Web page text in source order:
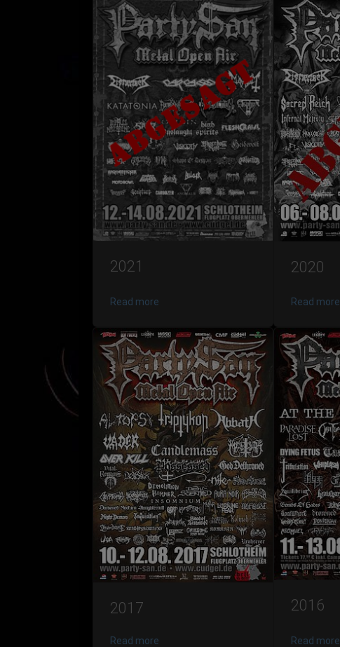
2021
Read more
2020
Read more
2017
Read more
2016
Read more